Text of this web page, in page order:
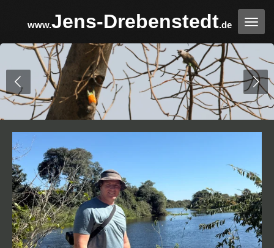
Hauptinhalt
www.Jens-Drebenstedt.de